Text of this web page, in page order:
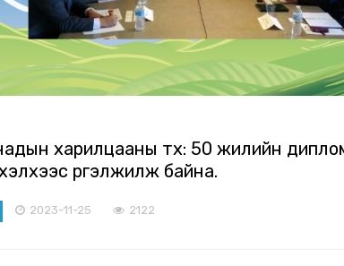
харилцааны түүх: 50 жилийн
үргэлжилж байна.
2023-11-25 2122